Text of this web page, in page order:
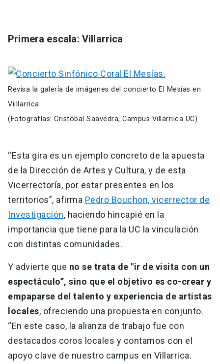
Primera escala: Villarrica
Revisa la galería de imágenes del concierto El Mesías en
Viillarrica.
(Fotografías: Cristóbal Saavedra, Campus Villarriica UC)
“Esta gira es un ejemplo concreto de la apuesta
de la Dirección de Artes y Cultura, y de esta
Vicerrectoría, por estar presentes en los
territorios”, afirma Pedro Bouchon, vicerrector de
Investigación, haciendo hincapié en la
importancia que tiene para la UC la vinculación
con distintas comunidades.
Y advierte que no se trata de "ir de visita con un
espectáculo”, sino que el objetivo es co-crear y
empaparse del talento y experiencia de artistas
locales, ofreciendo una propuesta en conjunto.
“En este caso, la alianza de trabajo fue con
destacados coros locales y contamos con el
apoyo clave de nuestro campus en Villarrica.